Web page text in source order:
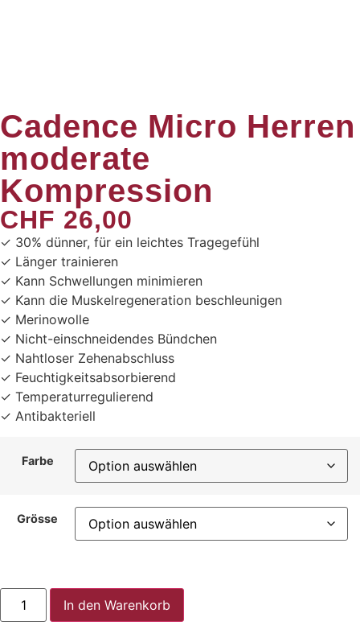
Cadence Micro Herren
moderate
Kompression
CHF 26,00
✓ 30% dünner, für ein leichtes Tragegefühl
✓ Länger trainieren
✓ Kann Schwellungen minimieren
✓ Kann die Muskelregeneration beschleunigen
✓ Merinowolle
✓ Nicht-einschneidendes Bündchen
✓ Nahtloser Zehenabschluss
✓ Feuchtigkeitsabsorbierend
✓ Temperaturregulierend
✓ Antibakteriell
Farbe
Grösse
In den Warenkorb